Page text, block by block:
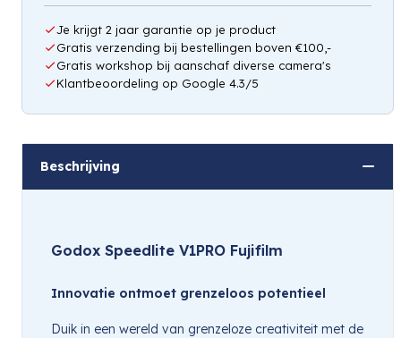
Je krijgt 2 jaar garantie op je product
Gratis verzending bij bestellingen boven €100,-
Gratis workshop bij aanschaf diverse camera's
Klantbeoordeling op Google 4.3/5
Beschrijving
Godox Speedlite V1PRO Fujifilm
Innovatie ontmoet grenzeloos potentieel
Duik in een wereld van grenzeloze creativiteit met de